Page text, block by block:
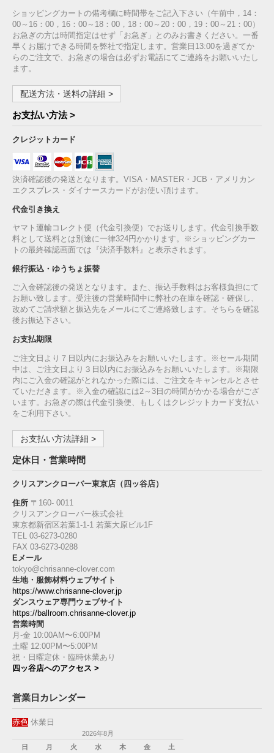
ショッピングカートの備考欄に時間帯をご記入下さい（午前中，14：
00～16：00，16：00～18：00，18：00～20：00，19：00～21：00）
お急ぎの方は時間指定はせず「お急ぎ」とのみお書きください。一番
早くお届けできる時間を弊社で指定します。営業日13:00を過ぎてか
らのご注文で、お急ぎの場合は必ずお電話にてご連絡をお願いいたし
ます。
配送方法・送料の詳細 >
お支払い方法 >
クレジットカード
決済確認後の発送となります。VISA・MASTER・JCB・アメリカン
エクスプレス・ダイナースカードがお使い頂けます。
代金引き換え
ヤマト運輸コレクト便（代金引換便）でお送りします。代金引換手数
料として送料とは別途に一律324円かかります。※ショッピングカー
トの最終確認画面では『決済手数料』と表示されます。
銀行振込・ゆうちょ振替
ご入金確認後の発送となります。また、振込手数料はお客様負担にて
お願い致します。受注後の営業時間中に弊社の在庫を確認・確保し、
改めてご請求額と振込先をメールにてご連絡致します。そちらを確認
後お振込下さい。
お支払期限
ご注文日より７日以内にお振込みをお願いいたします。※セール期間
中は、ご注文日より３日以内にお振込みをお願いいたします。※期限
内にご入金の確認がとれなかった際には、ご注文をキャンセルとさせ
ていただきます。※入金の確認には2～3日の時間がかかる場合がござ
います。お急ぎの際は代金引換便、もしくはクレジットカード支払い
をご利用下さい。
お支払い方法詳細 >
定休日・営業時間
クリスアンクローバー東京店（四ッ谷店）
住所 〒160‐ 0011
クリスアンクローバー株式会社
東京都新宿区若葉1‐1-1 若葉大原ビル1F
TEL 03-6273-0280
FAX 03-6273-0288
Eメール
tokyo@chrisanne-clover.com
生地・服飾材料ウェブサイト
https://www.chrisanne-clover.jp
ダンスウェア専門ウェブサイト
https://ballroom.chrisanne-clover.jp
営業時間
月-金 10:00AM〜6:00PM
土曜 12:00PM〜5:00PM
祝・日曜定休・臨時休業あり
四ッ谷店へのアクセス >
営業日カレンダー
赤色 休業日
2026年8月
日
月 火 水 木 金 土